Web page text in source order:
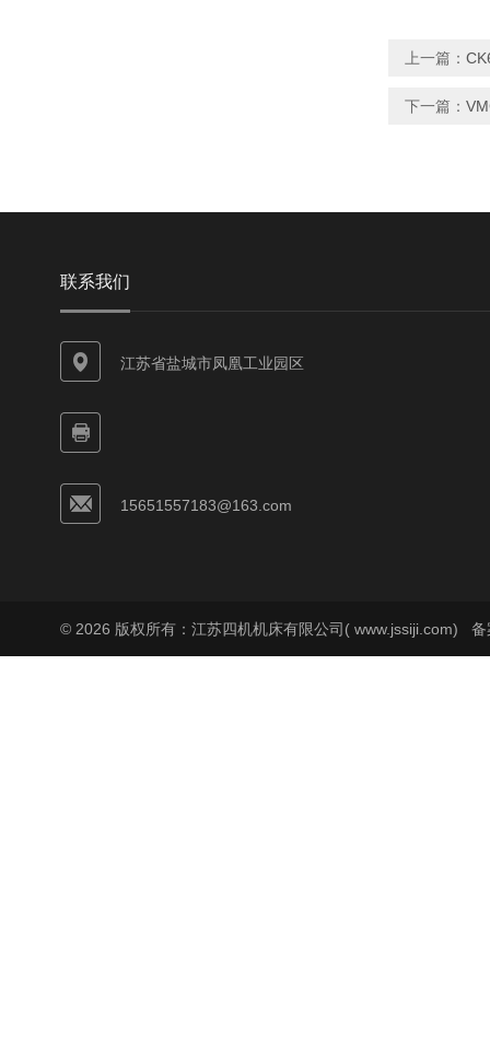
上一篇：
下一篇：
联系我们
江苏省盐城市凤凰工业园区
15651557183@163.com
© 2026 版权所有：江苏四机机床有限公司( www.jssiji.com) 备